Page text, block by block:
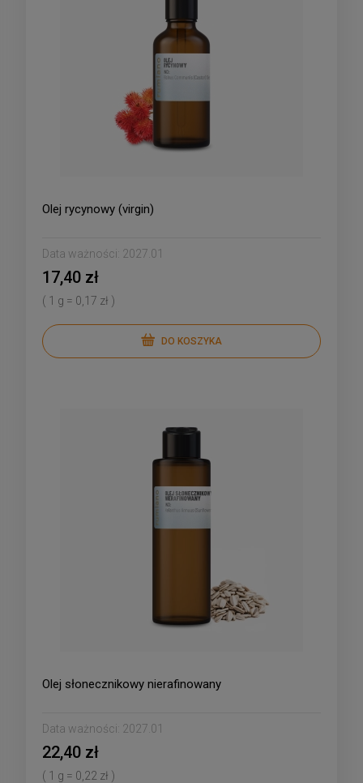
Olej rycynowy (virgin)
Data ważności: 2027.01
17,40 zł
( 1 g = 0,17 zł )
DO KOSZYKA
Olej słonecznikowy nierafinowany
Data ważności: 2027.01
22,40 zł
( 1 g = 0,22 zł )